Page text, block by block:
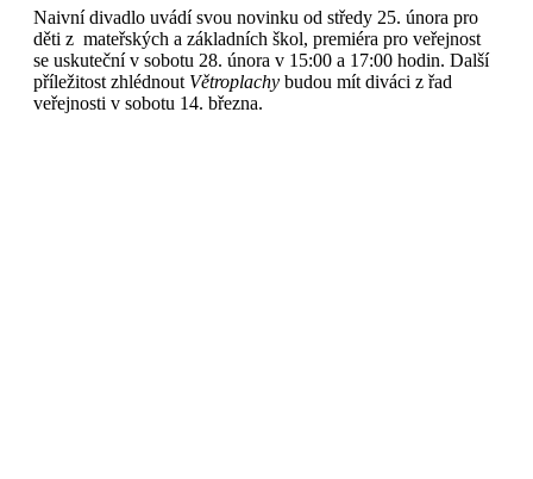
Naivní divadlo uvádí svou novinku od středy 25. února pro
děti z mateřských a základních škol, premiéra pro veřejnost
se uskuteční v sobotu 28. února v 15:00 a 17:00 hodin. Další
příležitost zhlédnout Větroplachybudou mít diváci z řad
veřejnosti v sobotu 14. března.